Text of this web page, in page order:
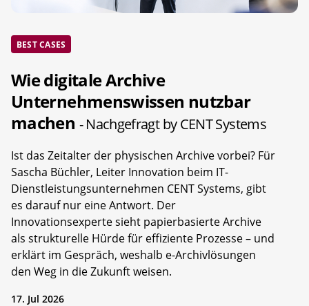
BEST CASES
Wie digitale Archive
Unternehmenswissen nutzbar
machen - Nachgefragt by CENT Systems
Ist das Zeitalter der physischen Archive vorbei? Für
Sascha Büchler, Leiter Innovation beim IT-
Dienstleistungsunternehmen CENT Systems, gibt
es darauf nur eine Antwort. Der
Innovationsexperte sieht papierbasierte Archive
als strukturelle Hürde für effiziente Prozesse – und
erklärt im Gespräch, weshalb e-Archivlösungen
den Weg in die Zukunft weisen.
17. Jul 2026